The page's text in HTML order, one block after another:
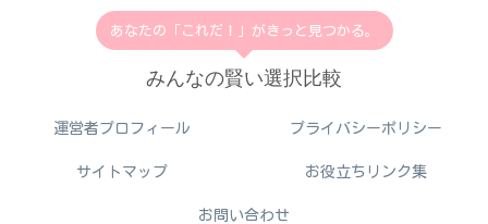
あなたの「これだ！」がきっと見つかる。
みんなの賢い選択比較
運営者プロフィール プライバシーポリシー
サイトマップ お役立ちリンク集
お問い合わせ